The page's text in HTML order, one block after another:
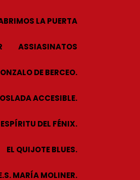
LA PUERTA
ASSIASINATOS
DE BERCEO.
ACCESIBLE.
ESPÍRITU DEL FÉNIX.
EL QUIJOTE BLUES.
MARÍA MOLINER.